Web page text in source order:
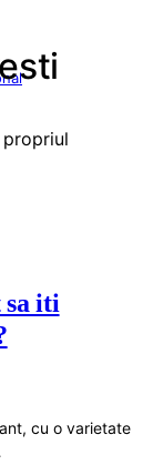
sa iti
cu o varietate